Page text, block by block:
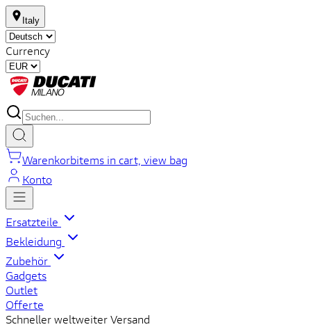
Italy
Currency
Warenkorbitems in cart, view bag
Konto
Ersatzteile
Bekleidung
Zubehör
Gadgets
Outlet
Offerte
Schneller weltweiter Versand